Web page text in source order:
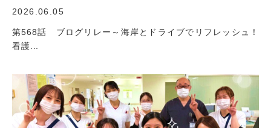
2026.06.05
第568話 ブログリレー～海岸とドライブでリフレッシュ！
看護...